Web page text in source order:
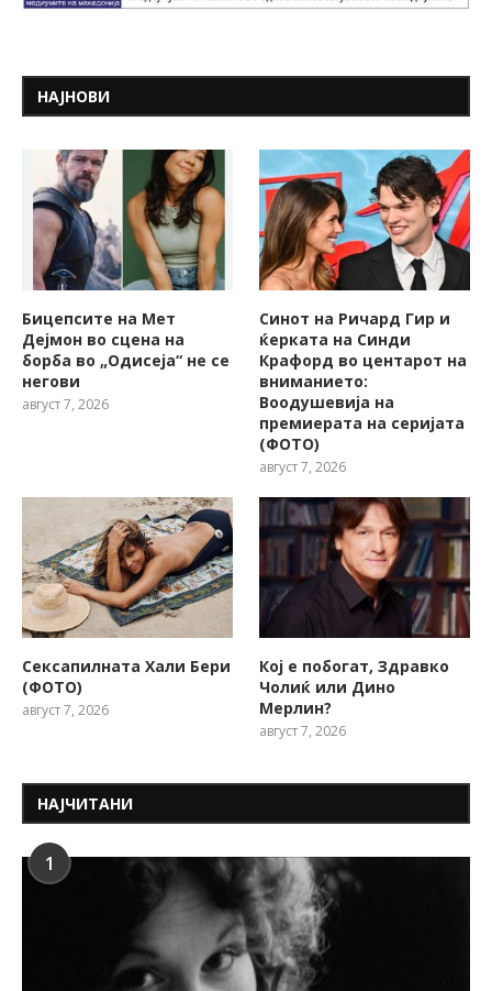
НАЈНОВИ
Бицепсите на Мет
Дејмон во сцена на
борба во „Одисеја“ не се
негови
август 7, 2026
Синот на Ричард Гир и
ќерката на Синди
Крафорд во центарот на
вниманието:
Воодушевија на
премиерата на серијата
(ФОТО)
август 7, 2026
Сексапилната Хали Бери
(ФОТО)
август 7, 2026
Кој е побогат, Здравко
Чолиќ или Дино
Мерлин?
август 7, 2026
НАЈЧИТАНИ
1